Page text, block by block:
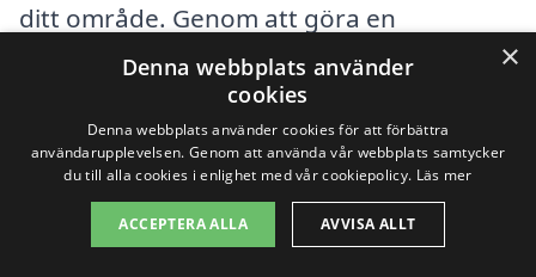
ditt område. Genom att göra en
noggrann undersökning kan du hitta ett
företag som inte bara erbjuder
konkurrenskraftiga priser, men som också
levererar högkvalitativa
rengöringstjänster för dina fönster.
×
Denna webbplats använder
cookies
Denna webbplats använder cookies för att förbättra
användarupplevelsen. Genom att använda vår webbplats samtycker
du till alla cookies i enlighet med vår cookiepolicy. Läs mer
ACCEPTERA ALLA AVVISA ALLT